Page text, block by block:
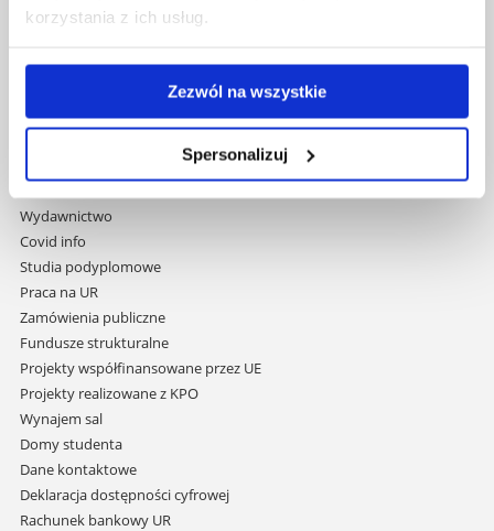
korzystania z ich usług.
Zezwól na wszystkie
Spersonalizuj
Al. Tadeusza Rejtana 16C
35-959 Rzeszów
Pomiń
przejdź
do
treści
Wydawnictwo
Covid info
Studia podyplomowe
Praca na UR
Zamówienia publiczne
Fundusze strukturalne
Projekty współfinansowane przez UE
Projekty realizowane z KPO
Wynajem sal
Domy studenta
Dane kontaktowe
Deklaracja dostępności cyfrowej
Rachunek bankowy UR